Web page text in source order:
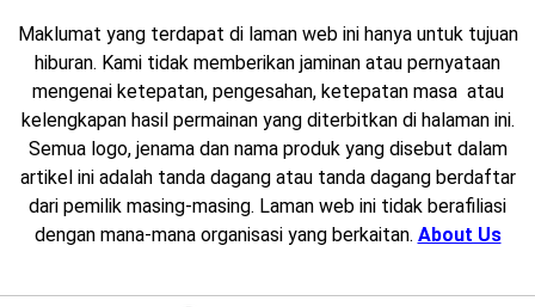
Maklumat yang terdapat di laman web ini hanya untuk tujuan
hiburan. Kami tidak memberikan jaminan atau pernyataan
mengenai ketepatan, pengesahan, ketepatan masa atau
kelengkapan hasil permainan yang diterbitkan di halaman ini.
Semua logo, jenama dan nama produk yang disebut dalam
artikel ini adalah tanda dagang atau tanda dagang berdaftar
dari pemilik masing-masing. Laman web ini tidak berafiliasi
dengan mana-mana organisasi yang berkaitan. About Us